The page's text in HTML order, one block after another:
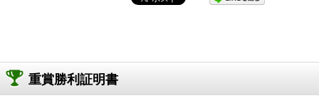
重賞勝利証明書